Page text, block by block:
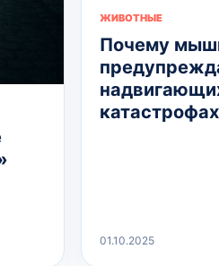
ЖИВОТНЫЕ
Почему
катастрофах
01.10.2025